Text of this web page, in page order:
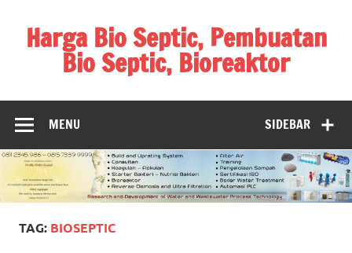
contentHarga Bio Septic, Pembuatan
Bio Septic, Bioreaktor
Pembuatan Biogas
SIDEBAR
MENU
TAG: BIOSEPTIC